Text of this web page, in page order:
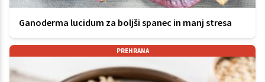
Ganoderma lucidum za boljši spanec in manj stresa
PREHRANA